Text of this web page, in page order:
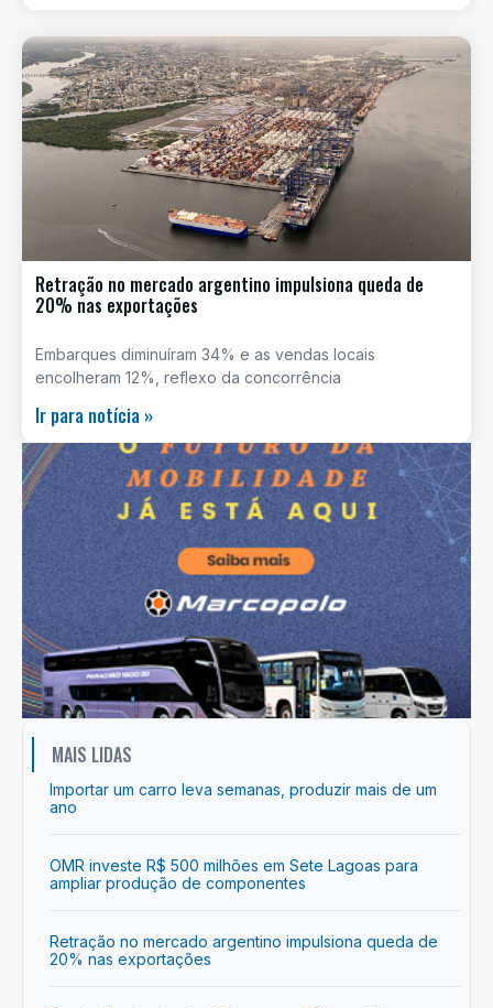
Retração no mercado argentino impulsiona queda de
20% nas exportações
Embarques diminuíram 34% e as vendas locais
encolheram 12%, reflexo da concorrência
Ir para notícia »
MAIS LIDAS
Importar um carro leva semanas, produzir mais de um
ano
OMR investe R$ 500 milhões em Sete Lagoas para
ampliar produção de componentes
Retração no mercado argentino impulsiona queda de
20% nas exportações